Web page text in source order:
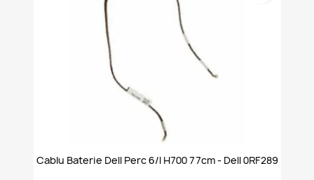
Cablu Baterie Dell Perc 6/i H700 77cm - Dell 0RF289